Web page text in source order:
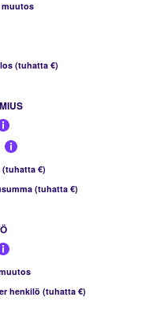
(tuhatta €)
(tuhatta €)
(tuhatta €)
henkilö (tuhatta €)